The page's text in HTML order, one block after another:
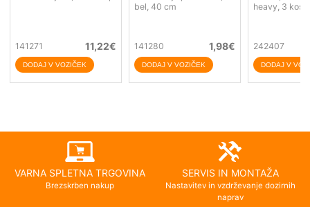
141271 11,22€
bel, 40 cm
141280 1,98€
heavy, 3 kos/
242407
VARNA SPLETNA TRGOVINA
Brezskrben nakup
SERVIS IN MONTAŽA
Nastavitev in vzdrževanje dozirnih
naprav